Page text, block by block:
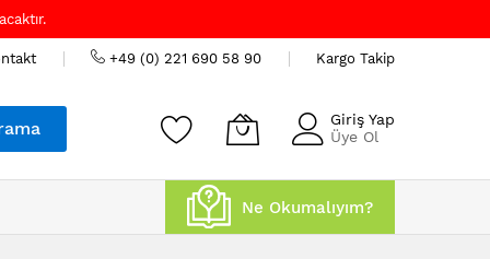
+49 (0) 221 690 58 90 Kargo Takip
Giriş Yap
Üye Ol
Ne Okumalıyım?